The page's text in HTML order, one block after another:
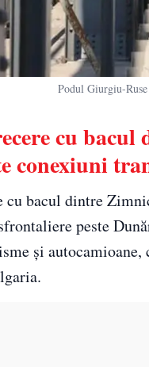
Podul Giurgiu-
cu
conexiuni
cu bacul dintre
peste
și